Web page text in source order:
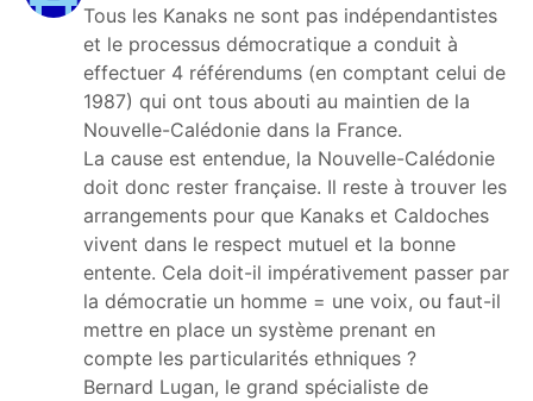
Tous les Kanaks ne sont pas indépendantistes
et le processus démocratique a conduit à
effectuer 4 référendums (en comptant celui de
1987) qui ont tous abouti au maintien de la
Nouvelle-Calédonie dans la France.
La cause est entendue, la Nouvelle-Calédonie
doit donc rester française. Il reste à trouver les
arrangements pour que Kanaks et Caldoches
vivent dans le respect mutuel et la bonne
entente. Cela doit-il impérativement passer par
la démocratie un homme = une voix, ou faut-il
mettre en place un système prenant en
compte les particularités ethniques ?
Bernard Lugan, le grand spécialiste de